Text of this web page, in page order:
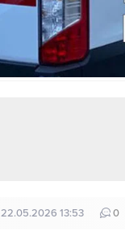
22.05.2026 13:53 0